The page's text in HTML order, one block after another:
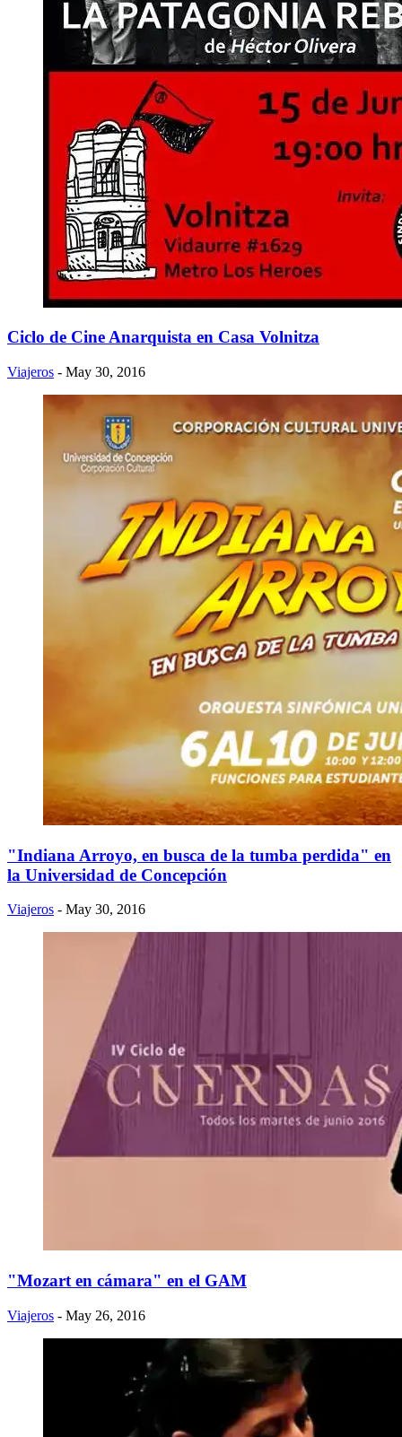
Ciclo de Cine Anarquista en Casa Volnitza
Viajeros - May 30, 2016
"Indiana Arroyo, en busca de la tumba perdida" en
la Universidad de Concepción
Viajeros - May 30, 2016
"Mozart en cámara" en el GAM
Viajeros - May 26, 2016